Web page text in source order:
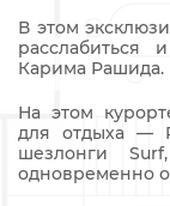
В этом
расслабиться
Карима Рашида.
На этом
для отдыха —
шезлонги
одновременно